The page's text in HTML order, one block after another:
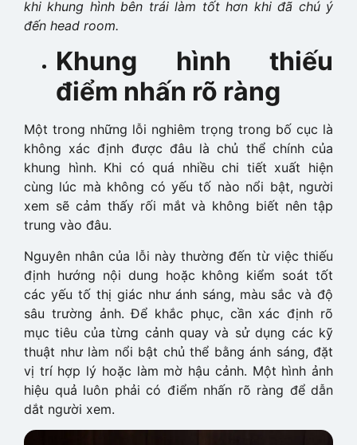
khi khung hình bên trái làm tốt hơn khi đã chú ý
đến head room.
Khung hình thiếu
điểm nhấn rõ ràng
Một trong những lỗi nghiêm trọng trong bố cục là
không xác định được đâu là chủ thể chính của
khung hình. Khi có quá nhiều chi tiết xuất hiện
cùng lúc mà không có yếu tố nào nổi bật, người
xem sẽ cảm thấy rối mắt và không biết nên tập
trung vào đâu.
Nguyên nhân của lỗi này thường đến từ việc thiếu
định hướng nội dung hoặc không kiểm soát tốt
các yếu tố thị giác như ánh sáng, màu sắc và độ
sâu trường ảnh. Để khắc phục, cần xác định rõ
mục tiêu của từng cảnh quay và sử dụng các kỹ
thuật như làm nổi bật chủ thể bằng ánh sáng, đặt
vị trí hợp lý hoặc làm mờ hậu cảnh. Một hình ảnh
hiệu quả luôn phải có điểm nhấn rõ ràng để dẫn
dắt người xem.